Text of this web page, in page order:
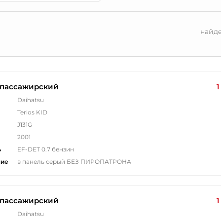
Daihatsu
Terios KID
J131G
2001
EF-DET 0.7 бензин
в панель серый БЕЗ ПИРОПАТРОНА
Daihatsu